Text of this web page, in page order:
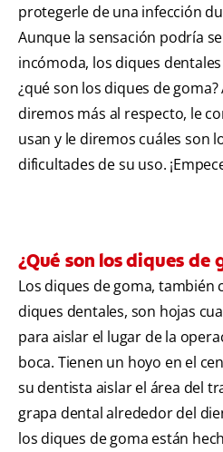
protegerle de una infección
Aunque la sensación podría
incómoda, los diques
¿qué son los diques de
diremos más al respecto, le
usan y le diremos cuáles son
dificultades de su uso.
¿Qué son los diques de
Los diques de goma, también
diques dentales, son hojas
para aislar el lugar de la
boca. Tienen un hoyo en el
su dentista aislar el área del
grapa dental alrededor del
los diques de goma están